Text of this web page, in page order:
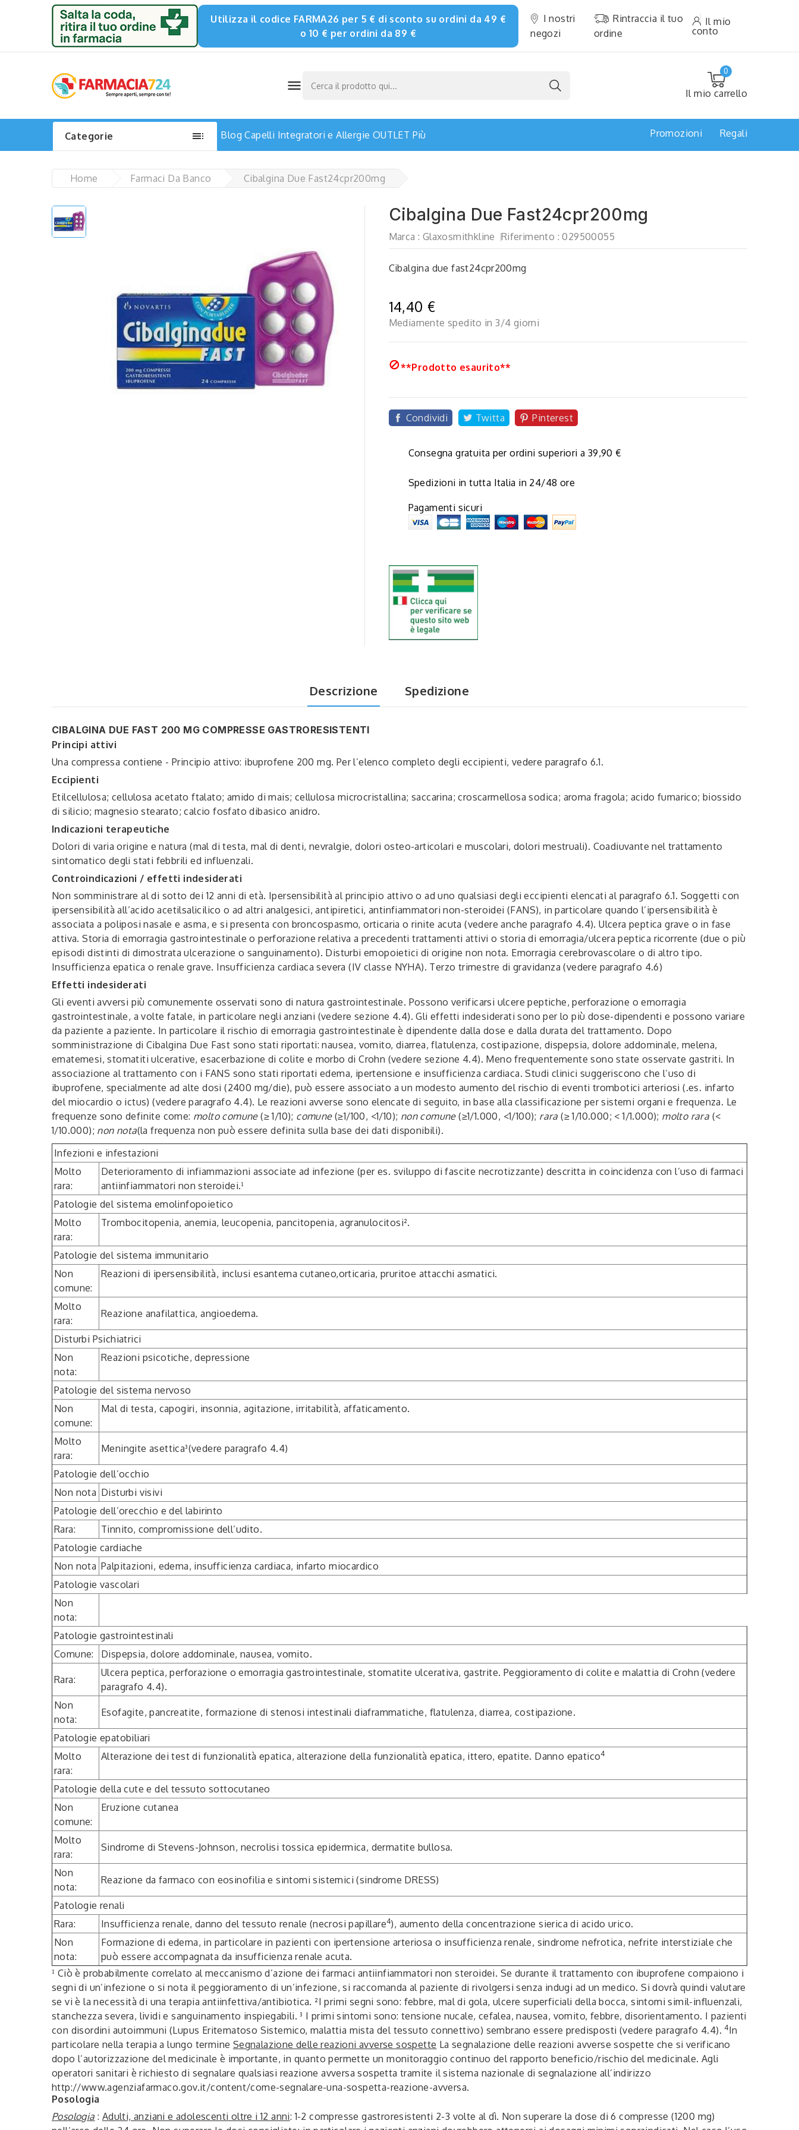
Utilizza il codice FARMA26 per 5 € di sconto su ordini da 49 €
o 10 € per ordini da 89 €
I nostri
negozi
Rintraccia il tuo
ordine
Il mio
conto

0
Il mio carrello

Categorie Blog Capelli Integratori e Allergie OUTLET Più Promozioni Regali
Home Farmaci Da Banco Cibalgina Due Fast24cpr200mg
Cibalgina Due Fast24cpr200mg
Marca : Glaxosmithkline Riferimento : 029500055
Cibalgina due fast24cpr200mg
14,40 €
Mediamente spedito in 3/4 giorni
**Prodotto esaurito**
Condividi Twitta Pinterest
Consegna gratuita per ordini superiori a 39,90 €
Spedizioni in tutta Italia in 24/48 ore
Pagamenti sicuri
Descrizione Spedizione
CIBALGINA DUE FAST 200 MG COMPRESSE GASTRORESISTENTI
Principi attivi
Una compressa contiene - Principio attivo: ibuprofene 200 mg. Per l’elenco completo degli eccipienti, vedere paragrafo 6.1.
Eccipienti
Etilcellulosa; cellulosa acetato ftalato; amido di mais; cellulosa microcristallina; saccarina; croscarmellosa sodica; aroma fragola; acido fumarico; biossido
di silicio; magnesio stearato; calcio fosfato dibasico anidro.
Indicazioni terapeutiche
Dolori di varia origine e natura (mal di testa, mal di denti, nevralgie, dolori osteo-articolari e muscolari, dolori mestruali). Coadiuvante nel trattamento
sintomatico degli stati febbrili ed influenzali.
Controindicazioni / effetti indesiderati
Non somministrare al di sotto dei 12 anni di età. Ipersensibilità al principio attivo o ad uno qualsiasi degli eccipienti elencati al paragrafo 6.1. Soggetti con
ipersensibilità all’acido acetilsalicilico o ad altri analgesici, antipiretici, antinfiammatori non-steroidei (FANS), in particolare quando l’ipersensibilità è
associata a poliposi nasale e asma, e si presenta con broncospasmo, orticaria o rinite acuta (vedere anche paragrafo 4.4). Ulcera peptica grave o in fase
attiva. Storia di emorragia gastrointestinale o perforazione relativa a precedenti trattamenti attivi o storia di emorragia/ulcera peptica ricorrente (due o più
episodi distinti di dimostrata ulcerazione o sanguinamento). Disturbi emopoietici di origine non nota. Emorragia cerebrovascolare o di altro tipo.
Insufficienza epatica o renale grave. Insufficienza cardiaca severa (IV classe NYHA). Terzo trimestre di gravidanza (vedere paragrafo 4.6)
Effetti indesiderati
Gli eventi avversi più comunemente osservati sono di natura gastrointestinale. Possono verificarsi ulcere peptiche, perforazione o emorragia
gastrointestinale, a volte fatale, in particolare negli anziani (vedere sezione 4.4). Gli effetti indesiderati sono per lo più dose-dipendenti e possono variare
da paziente a paziente. In particolare il rischio di emorragia gastrointestinale è dipendente dalla dose e dalla durata del trattamento. Dopo
somministrazione di Cibalgina Due Fast sono stati riportati: nausea, vomito, diarrea, flatulenza, costipazione, dispepsia, dolore addominale, melena,
ematemesi, stomatiti ulcerative, esacerbazione di colite e morbo di Crohn (vedere sezione 4.4). Meno frequentemente sono state osservate gastriti. In
associazione al trattamento con i FANS sono stati riportati edema, ipertensione e insufficienza cardiaca. Studi clinici suggeriscono che l’uso di
ibuprofene, specialmente ad alte dosi (2400 mg/die), può essere associato a un modesto aumento del rischio di eventi trombotici arteriosi (.es. infarto
del miocardio o ictus) (vedere paragrafo 4.4). Le reazioni avverse sono elencate di seguito, in base alla classificazione per sistemi organi e frequenza. Le
frequenze sono definite come: molto comune(≥ 1/10); comune(≥1/100, <1/10); non comune(≥1/1.000, <1/100); rara (≥ 1/10.000; < 1/1.000); molto rara (<
1/10.000); non nota(la frequenza non può essere definita sulla base dei dati disponibili).
Infezioni e infestazioni
Molto
rara:
Deterioramento di infiammazioni associate ad infezione (per es. sviluppo di fascite necrotizzante) descritta in coincidenza con l’uso di farmaci
antiinfiammatori non steroidei.¹
Patologie del sistema emolinfopoietico
Molto
rara:
Trombocitopenia, anemia, leucopenia, pancitopenia, agranulocitosi².
Patologie del sistema immunitario
Non
comune:
Reazioni di ipersensibilità, inclusi esantema cutaneo,orticaria, pruritoe attacchi asmatici.
Molto
rara:
Reazione anafilattica, angioedema.
Disturbi Psichiatrici
Non
nota:
Reazioni psicotiche, depressione
Patologie del sistema nervoso
Non
comune:
Mal di testa, capogiri, insonnia, agitazione, irritabilità, affaticamento.
Molto
rara:
Meningite asettica³(vedere paragrafo 4.4)
Patologie dell’occhio
Non nota Disturbi visivi
Patologie dell’orecchio e del labirinto
Rara:
Tinnito, compromissione dell’udito.
Patologie cardiache
Non nota Palpitazioni, edema, insufficienza cardiaca, infarto miocardico
Patologie vascolari
Non
nota:
Patologie gastrointestinali
Comune:
Dispepsia, dolore addominale, nausea, vomito.
Rara:
Ulcera peptica, perforazione o emorragia gastrointestinale, stomatite ulcerativa, gastrite. Peggioramento di colite e malattia di Crohn (vedere
paragrafo 4.4).
Non
nota:
Esofagite, pancreatite, formazione di stenosi intestinali diaframmatiche, flatulenza, diarrea, costipazione.
Patologie epatobiliari
Molto
rara:
Alterazione dei test di funzionalità epatica, alterazione della funzionalità epatica, ittero, epatite. Danno epatico4
Patologie della cute e del tessuto sottocutaneo
Non
comune:
Eruzione cutanea
Molto
rara:
Sindrome di Stevens-Johnson, necrolisi tossica epidermica, dermatite bullosa.
Non
nota:
Reazione da farmaco con eosinofilia e sintomi sistemici (sindrome DRESS)
Patologie renali
Rara:
Insufficienza renale, danno del tessuto renale (necrosi papillare4), aumento della concentrazione sierica di acido urico.
Non
nota:
Formazione di edema, in particolare in pazienti con ipertensione arteriosa o insufficienza renale, sindrome nefrotica, nefrite interstiziale che
può essere accompagnata da insufficienza renale acuta.
¹ Ciò è probabilmente correlato al meccanismo d’azione dei farmaci antiinfiammatori non steroidei. Se durante il trattamento con ibuprofene compaiono i
segni di un’infezione o si nota il peggioramento di un’infezione, si raccomanda al paziente di rivolgersi senza indugi ad un medico. Si dovrà quindi valutare
se vi è la necessità di una terapia antiinfettiva/antibiotica. ²I primi segni sono: febbre, mal di gola, ulcere superficiali della bocca, sintomi simil-influenzali,
stanchezza severa, lividi e sanguinamento inspiegabili. ³ I primi sintomi sono: tensione nucale, cefalea, nausea, vomito, febbre, disorientamento. I pazienti
con disordini autoimmuni (Lupus Eritematoso Sistemico, malattia mista del tessuto connettivo) sembrano essere predisposti (vedere paragrafo 4.4). 4In
particolare nella terapia a lungo termine Segnalazione delle reazioni avverse sospette La segnalazione delle reazioni avverse sospette che si verificano
dopo l’autorizzazione del medicinale è importante, in quanto permette un monitoraggio continuo del rapporto beneficio/rischio del medicinale. Agli
operatori sanitari è richiesto di segnalare qualsiasi reazione avversa sospetta tramite il sistema nazionale di segnalazione all’indirizzo
http://www.agenziafarmaco.gov.it/content/come-segnalare-una-sospetta-reazione-avversa.
Posologia
Posologia : Adulti, anziani e adolescenti oltre i 12 anni: 1-2 compresse gastroresistenti 2-3 volte al dì. Non superare la dose di 6 compresse (1200 mg)